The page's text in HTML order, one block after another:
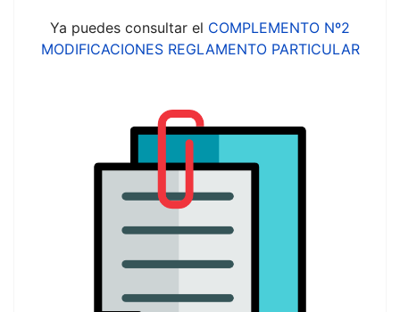
Ya puedes consultar el COMPLEMENTO Nº2
MODIFICACIONES REGLAMENTO PARTICULAR